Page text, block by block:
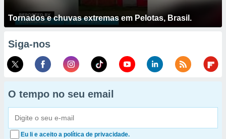
Tornados e chuvas extremas em Pelotas, Brasil.
Siga-nos
O tempo no seu email
Eu li e aceito a política de privacidade.